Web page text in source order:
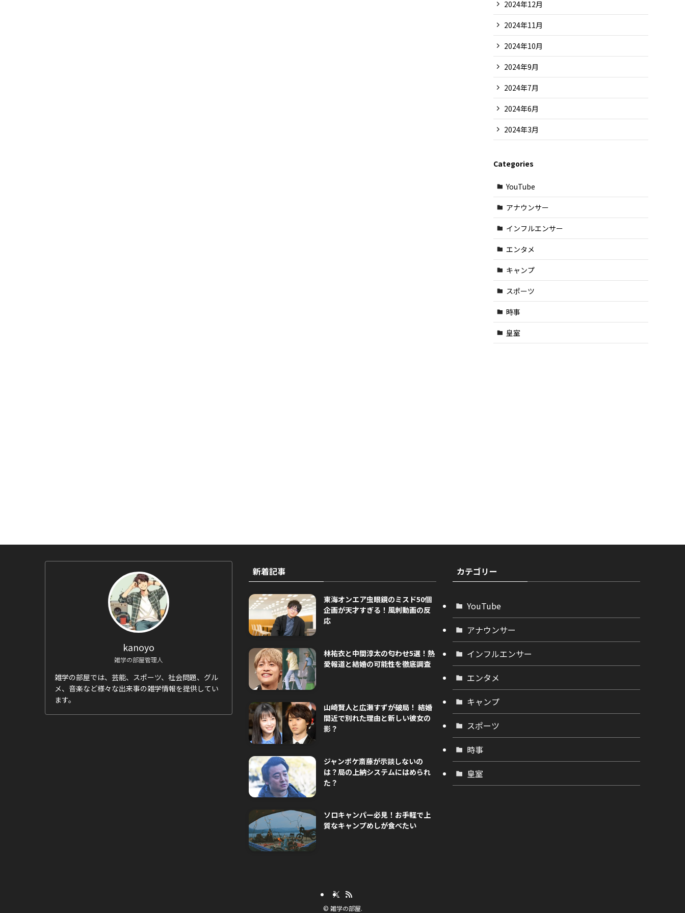
2024年12月
2024年11月
2024年10月
2024年9月
2024年7月
2024年6月
2024年3月
Categories
YouTube
アナウンサー
インフルエンサー
エンタメ
キャンプ
スポーツ
時事
皇室
kanoyo
雑学の部屋管理人
雑学の部屋では、芸能、スポーツ、社会問題、グル
メ、音楽など様々な出来事の雑学情報を提供してい
ます。
新着記事
東海オンエア虫眼鏡のミスド50個
企画が天才すぎる！風刺動画の反
応
林祐衣と中間淳太の匂わせ5選！熱
愛報道と結婚の可能性を徹底調査
山崎賢人と広瀬すずが破局！ 結婚
間近で別れた理由と新しい彼女の
影？
ジャンポケ斎藤が示談しないの
は？局の上納システムにはめられ
た？
ソロキャンパー必見！お手軽で上
質なキャンプめしが食べたい
カテゴリー
YouTube
アナウンサー
インフルエンサー
エンタメ
キャンプ
スポーツ
時事
皇室
© 雑学の部屋.